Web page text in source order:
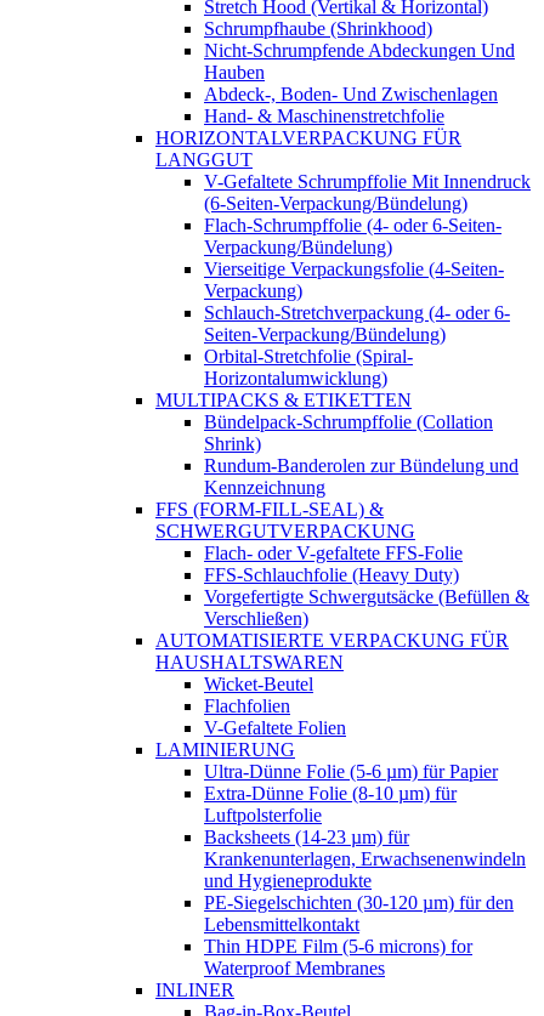
Stretch Hood (Vertikal & Horizontal)
Schrumpfhaube (Shrinkhood)
Nicht-Schrumpfende Abdeckungen Und
Hauben
Abdeck-, Boden- Und Zwischenlagen
Hand- & Maschinenstretchfolie
HORIZONTALVERPACKUNG FÜR
LANGGUT
V-Gefaltete Schrumpffolie Mit Innendruck
(6-Seiten-Verpackung/Bündelung)
Flach-Schrumpffolie (4- oder 6-Seiten-
Verpackung/Bündelung)
Vierseitige Verpackungsfolie (4-Seiten-
Verpackung)
Schlauch-Stretchverpackung (4- oder 6-
Seiten-Verpackung/Bündelung)
Orbital-Stretchfolie (Spiral-
Horizontalumwicklung)
MULTIPACKS & ETIKETTEN
Bündelpack-Schrumpffolie (Collation
Shrink)
Rundum-Banderolen zur Bündelung und
Kennzeichnung
FFS (FORM-FILL-SEAL) &
SCHWERGUTVERPACKUNG
Flach- oder V-gefaltete FFS-Folie
FFS-Schlauchfolie (Heavy Duty)
Vorgefertigte Schwergutsäcke (Befüllen &
Verschließen)
AUTOMATISIERTE VERPACKUNG FÜR
HAUSHALTSWAREN
Wicket-Beutel
Flachfolien
V-Gefaltete Folien
LAMINIERUNG
Ultra-Dünne Folie (5-6 µm) für Papier
Extra-Dünne Folie (8-10 µm) für
Luftpolsterfolie
Backsheets (14-23 µm) für
Krankenunterlagen, Erwachsenenwindeln
und Hygieneprodukte
PE-Siegelschichten (30-120 µm) für den
Lebensmittelkontakt
Thin HDPE Film (5-6 microns) for
Waterproof Membranes
INLINER
Bag-in-Box-Beutel